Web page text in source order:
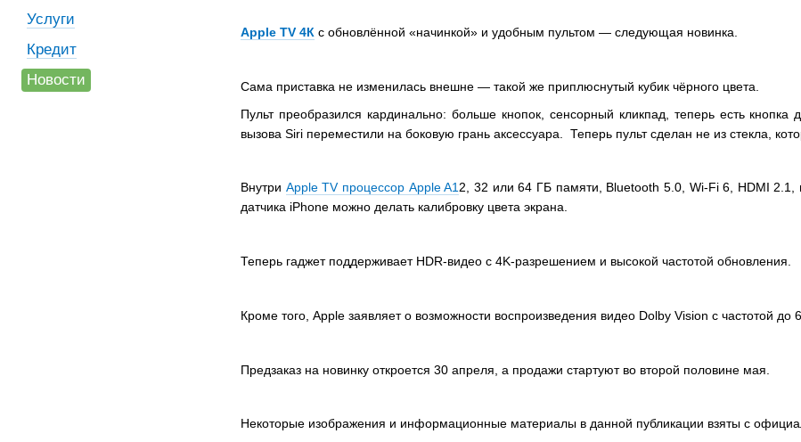
Apple TV 4К с обновлённой «начинкой» и удобным пультом — следующая новинка.
Сама приставка не изменилась внешне — такой же приплюснутый кубик чёрного цвета.
Пульт преобразился кардинально: больше кнопок, сенсорный кликпад, теперь есть
вызова Siri переместили на боковую грань аксессуара. Теперь пульт сделан не из стекла,
Внутри Apple TV процессор Apple A12, 32 или 64 ГБ памяти, Bluetooth 5.0, Wi-Fi 6, HDMI
датчика iPhone можно делать калибровку цвета экрана.
Теперь гаджет поддерживает HDR-видео с 4K-разрешением и высокой частотой обновления.
Кроме того, Apple заявляет о возможности воспроизведения видео Dolby Vision с частотой до
Предзаказ на новинку откроется 30 апреля, а продажи стартуют во второй половине мая.
Некоторые изображения и информационные материалы в данной публикации взяты с
Услуги
Кредит
Новости